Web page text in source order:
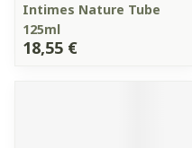
Intimes Nature Tube
125ml
18,55 €